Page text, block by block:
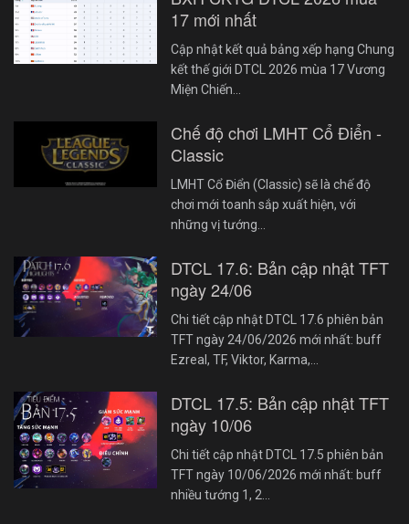
17 mới nhất
Cập nhật kết quả bảng xếp hạng Chung
kết thế giới DTCL 2026 mùa 17 Vương
Miện Chiến…
Chế độ chơi LMHT Cổ Điển -
Classic
LMHT Cổ Điển (Classic) sẽ là chế độ
chơi mới toanh sắp xuất hiện, với
những vị tướng…
DTCL 17.6: Bản cập nhật TFT
ngày 24/06
Chi tiết cập nhật DTCL 17.6 phiên bản
TFT ngày 24/06/2026 mới nhất: buff
Ezreal, TF, Viktor, Karma,…
DTCL 17.5: Bản cập nhật TFT
ngày 10/06
Chi tiết cập nhật DTCL 17.5 phiên bản
TFT ngày 10/06/2026 mới nhất: buff
nhiều tướng 1, 2…